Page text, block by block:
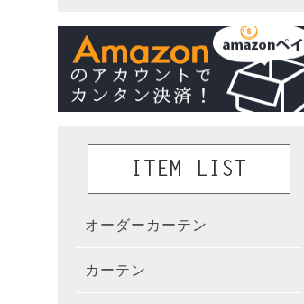
オーダーカーテン
カーテン